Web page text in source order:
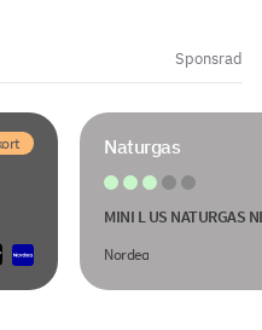
Sponsrad
Naturgas
MINI L US NATURGAS
Nordea